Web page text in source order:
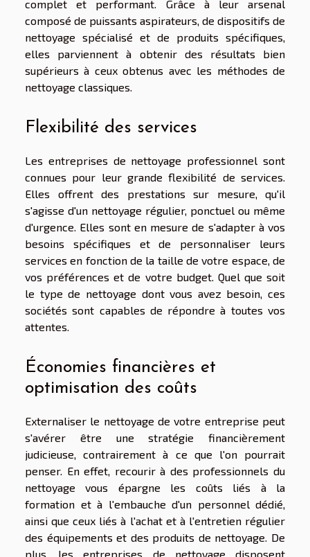
complet et performant. Grâce à leur arsenal
composé de puissants aspirateurs, de dispositifs de
nettoyage spécialisé et de produits spécifiques,
elles parviennent à obtenir des résultats bien
supérieurs à ceux obtenus avec les méthodes de
nettoyage classiques.
Flexibilité des services
Les entreprises de nettoyage professionnel sont
connues pour leur grande flexibilité de services.
Elles offrent des prestations sur mesure, qu'il
s'agisse d'un nettoyage régulier, ponctuel ou même
d'urgence. Elles sont en mesure de s'adapter à vos
besoins spécifiques et de personnaliser leurs
services en fonction de la taille de votre espace, de
vos préférences et de votre budget. Quel que soit
le type de nettoyage dont vous avez besoin, ces
sociétés sont capables de répondre à toutes vos
attentes.
Économies financières et
optimisation des coûts
Externaliser le nettoyage de votre entreprise peut
s'avérer être une stratégie financièrement
judicieuse, contrairement à ce que l'on pourrait
penser. En effet, recourir à des professionnels du
nettoyage vous épargne les coûts liés à la
formation et à l'embauche d'un personnel dédié,
ainsi que ceux liés à l'achat et à l'entretien régulier
des équipements et des produits de nettoyage. De
plus, les entreprises de nettoyage disposent